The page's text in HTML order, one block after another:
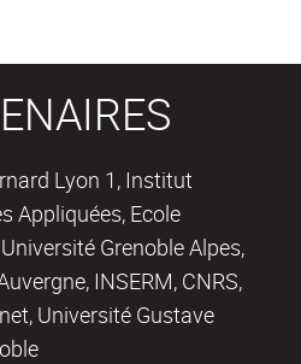
Lyon 1, Institut
Appliquées, Ecole
Grenoble Alpes,
INSERM, CNRS,
Université Gustave